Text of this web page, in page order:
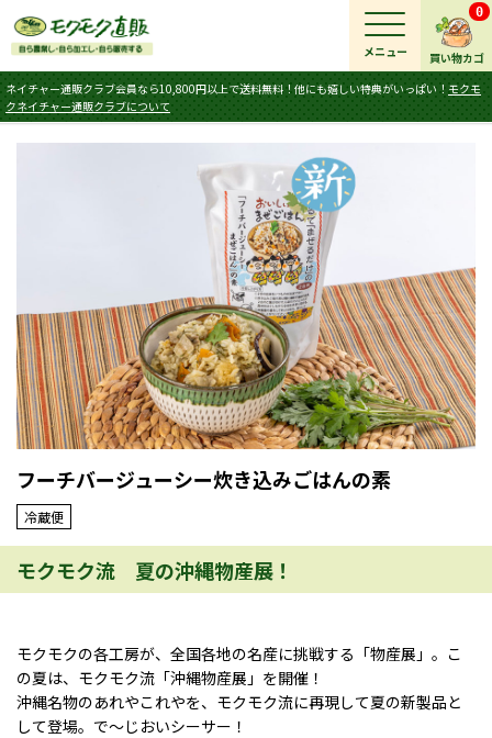
買い物カゴ
0
ネイチャー通販クラブ会員なら10,800円以上で送料無料！他にも嬉しい特典がいっぱい！ モクモ
クネイチャー通販クラブについて
メニュー
フーチバージューシー炊き込みごはんの素
冷蔵便
モクモク流 夏の沖縄物産展！
モクモクの各工房が、全国各地の名産に挑戦する「物産展」。こ
の夏は、モクモク流「沖縄物産展」を開催！
沖縄名物のあれやこれやを、モクモク流に再現して夏の新製品と
して登場。で～じおいシーサー！